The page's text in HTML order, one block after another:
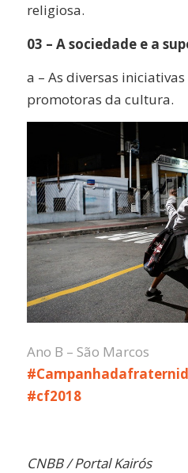
religiosa.
03 – A sociedade e a
a – As diversas
promotoras da cultura.
Ano B – São Marcos
#cf2018
CNBB /Portal Kairós